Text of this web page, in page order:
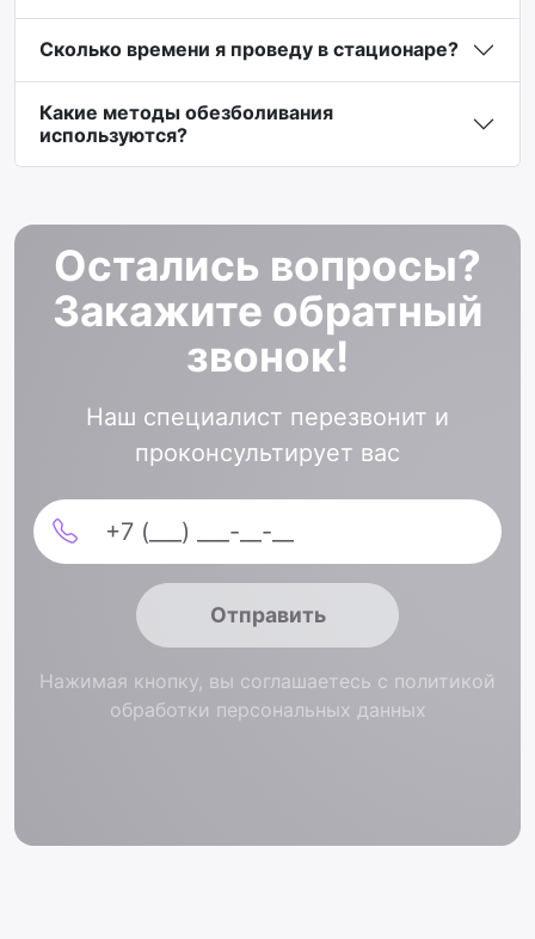
Сколько времени я проведу в стационаре?
Какие методы обезболивания
используются?
Остались вопросы?
Закажите обратный
звонок!
Наш специалист перезвонит и
проконсультирует вас
Отправить
Нажимая кнопку, вы соглашаетесь с политикой
обработки персональных данных